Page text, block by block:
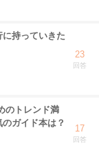
持っていきた
23
回答
のトレンド満
ガイド本は？
17
回答